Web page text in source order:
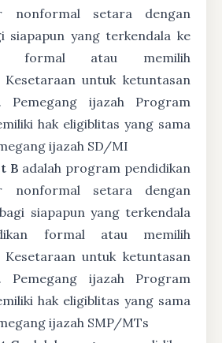
nonformal setara dengan
siapapun yang terkendala ke
formal atau memilih
Kesetaraan untuk ketuntasan
Pemegang ijazah Program
hak eligiblitas yang sama
ijazah SD/MI
B adalah program pendidikan
nonformal setara dengan
siapapun yang terkendala
formal atau memilih
Kesetaraan untuk ketuntasan
Pemegang ijazah Program
hak eligiblitas yang sama
ijazah SMP/MTs